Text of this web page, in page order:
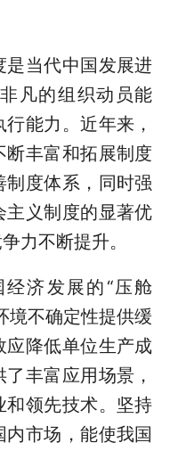
当代中国发展进
凡的组织动员能
能力。近年来，
丰富和拓展制度
度体系，同时强
义制度的显著优
力不断提升。
济发展的“压舱
境不确定性提供缓
降低单位生产成
丰富应用场景，
领先技术。坚持
市场，能使我国